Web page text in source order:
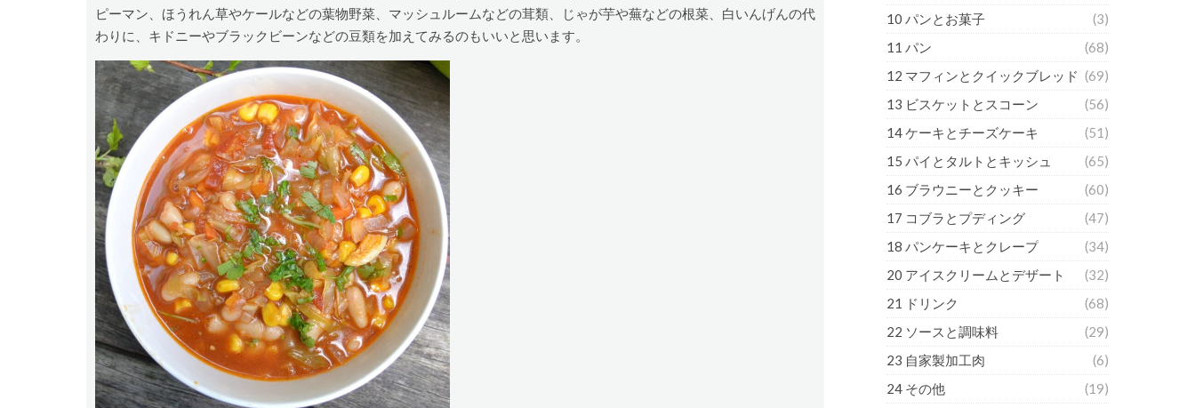
ピーマン、ほうれん草やケールなどの葉物野菜、マッシュルームなどの茸類、じゃが芋や蕪などの根菜、白いんげんの代
わりに、キドニーやブラックビーンなどの豆類を加えてみるのもいいと思います。
10 パンとお菓子
(3)
11 パン
(68)
12 マフィンとクイックブレッド (69)
13 ビスケットとスコーン
(56)
14 ケーキとチーズケーキ
(51)
15 パイとタルトとキッシュ
(65)
16 ブラウニーとクッキー
(60)
17 コブラとプディング
(47)
18 パンケーキとクレープ
(34)
20 アイスクリームとデザート
(32)
21 ドリンク
(68)
22 ソースと調味料
(29)
23 自家製加工肉
(6)
24 その他
(19)